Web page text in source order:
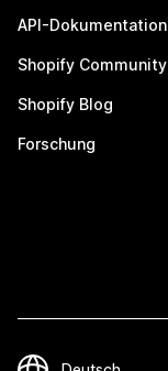
API-Dokumentation
Shopify Community
Shopify Blog
Forschung